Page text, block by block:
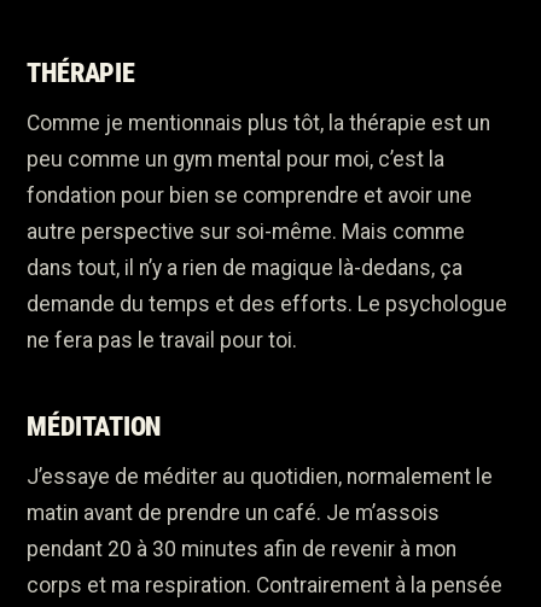
THÉRAPIE
Comme je mentionnais plus tôt, la thérapie est un
peu comme un gym mental pour moi, c’est la
fondation pour bien se comprendre et avoir une
autre perspective sur soi-même. Mais comme
dans tout, il n’y a rien de magique là-dedans, ça
demande du temps et des efforts. Le psychologue
ne fera pas le travail pour toi.
MÉDITATION
J’essaye de méditer au quotidien, normalement le
matin avant de prendre un café. Je m’assois
pendant 20 à 30 minutes afin de revenir à mon
corps et ma respiration. Contrairement à la pensée